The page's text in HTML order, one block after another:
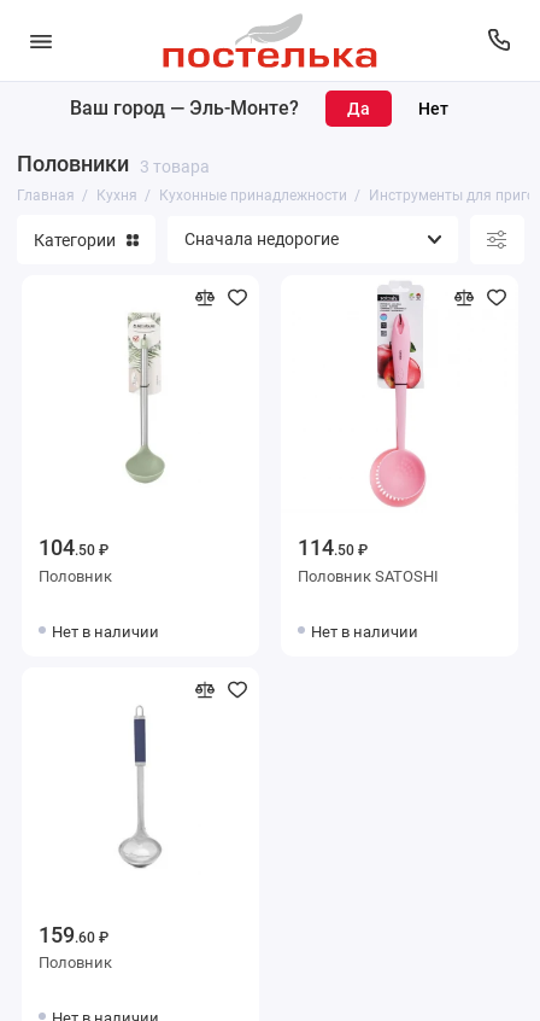
Ваш город — Эль-Монте?
Половники 3 товара
Главная Кухня Кухонные принадлежности Инструменты для
Кухонные принадлежности
Чайники и кофейники
Столовая посуда
Посуда для приготовления
Категории
104.50 ₽
Половник
Нет в наличии
114.50 ₽
Половник SATOSHI
Нет в наличии
159.60 ₽
Половник